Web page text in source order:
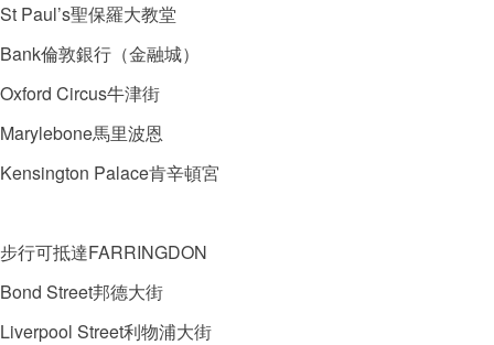
St Paul’s聖保羅大教堂
Bank倫敦銀行（金融城）
Oxford Circus牛津街
Marylebone馬里波恩
Kensington Palace肯辛頓宮
步行可抵達FARRINGDON
Bond Street邦德大街
Liverpool Street利物浦大街